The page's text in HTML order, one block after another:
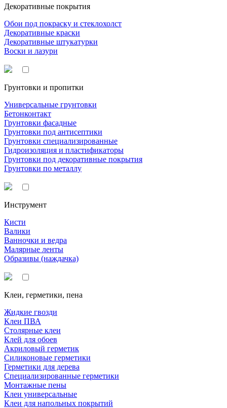
Декоративные покрытия
Обои под покраску и стеклохолст
Декоративные краски
Декоративные штукатурки
Воски и лазури
Грунтовки и пропитки
Универсальные грунтовки
Бетонконтакт
Грунтовки фасадные
Грунтовки под антисептики
Грунтовки специализированные
Гидроизоляция и пластификаторы
Грунтовки под декоративные покрытия
Грунтовки по металлу
Инструмент
Кисти
Валики
Ванночки и ведра
Малярные ленты
Образивы (наждачка)
Клеи, герметики, пена
Жидкие гвозди
Клеи ПВА
Столярные клеи
Клей для обоев
Акриловый герметик
Силиконовые герметики
Герметики для дерева
Специализированные герметики
Монтажные пены
Клеи универсальные
Клеи для напольных покрытий